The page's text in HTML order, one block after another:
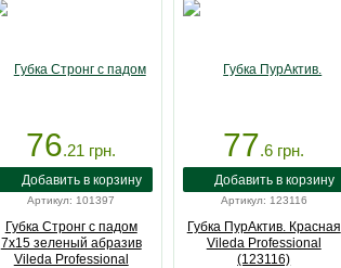
76.21 грн.
Артикул: 101397
Губка Стронг с падом
7х15 зеленый абразив
Vileda Professional
77.6 грн.
Артикул: 123116
Губка ПурАктив. Красная
Vileda Professional
(123116)